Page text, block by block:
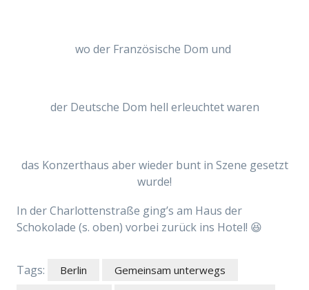
wo der Französische Dom und
der Deutsche Dom hell erleuchtet waren
das Konzerthaus aber wieder bunt in Szene gesetzt
wurde!
In der Charlottenstraße ging’s am Haus der
Schokolade (s. oben) vorbei zurück ins Hotel! 😆
Tags: Berlin
Gemeinsam unterwegs